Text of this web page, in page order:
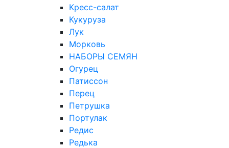
Кресс-салат
Кукуруза
Лук
Морковь
НАБОРЫ СЕМЯН
Огурец
Патиссон
Перец
Петрушка
Портулак
Редис
Редька